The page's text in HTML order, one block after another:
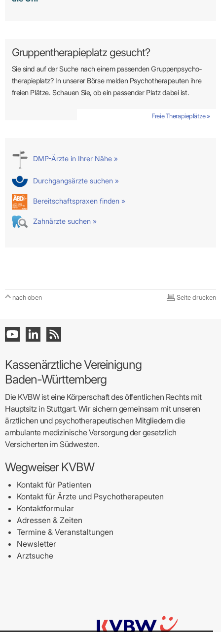
Gruppentherapieplatz gesucht?
Sie sind auf der Suche nach einem passenden Gruppen­psycho­
therapie­platz? In unserer Börse melden Psycho­­thera­­peuten ihre
freien Plätze. Schauen Sie, ob ein passender Platz dabei ist.
Freie Therapieplätze »
DMP-Ärzte in Ihrer Nähe »
Durchgangsärzte suchen »
Bereitschaftspraxen finden »
Zahnärzte suchen »
nach oben Seite drucken
Kassenärztliche Vereinigung
Baden-Württemberg
Die KVBW ist eine Körperschaft des öffentlichen Rechts mit
Hauptsitz in Stuttgart. Wir sichern gemeinsam mit unseren
ärztlichen und psychotherapeutischen Mitgliedern die
ambulante medizinische Versorgung der gesetzlich
Versicherten im Südwesten.
Wegweiser KVBW
Kontakt für Patienten
Kontakt für Ärzte und Psychotherapeuten
Kontaktformular
Adressen & Zeiten
Termine & Veranstaltungen
Newsletter
Arztsuche